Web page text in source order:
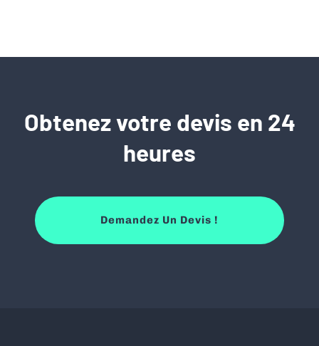
Obtenez votre devis en 24
heures
Demandez Un Devis !